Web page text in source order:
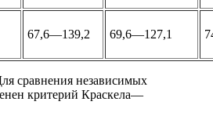
67,6—139,2 69,6—127,1
сравнения независимых
критерий Краскела—